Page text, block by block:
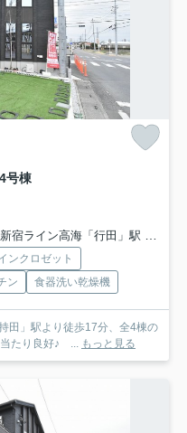
4号棟
宿ライン高海「行田」駅 徒歩23分
ンクロゼット
ン 食器洗い乾燥機
田」駅より徒歩17分、全4棟の
たり良好♪ ... もっと見る